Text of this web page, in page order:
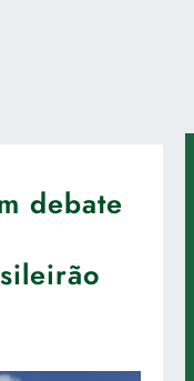
debate